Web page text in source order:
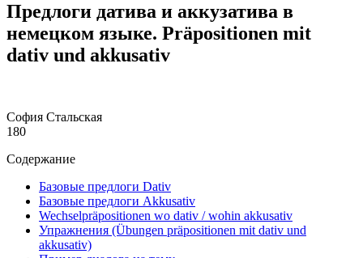
Предлоги датива и аккузатива в
немецком языке. Präpositionen mit
dativ und akkusativ
София Стальская
180
Содержание
Базовые предлоги Dativ
Базовые предлоги Akkusativ
Wechselpräpositionen wo dativ / wohin akkusativ
Упражнения (Übungen präpositionen mit dativ und
akkusativ)